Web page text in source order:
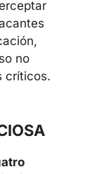
no
críticos.